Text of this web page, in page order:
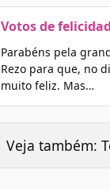
Votos de
Parabéns pela
Rezo para que, no
muito feliz. Mas…
Veja também: